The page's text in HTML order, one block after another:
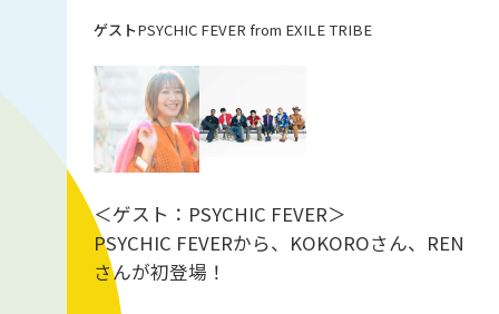
PSYCHIC FEVER from EXILE TRIBE
＜ゲスト：PSYCHIC FEVER＞
PSYCHIC FEVERから、KOKOROさん、REN
さんが初登場！